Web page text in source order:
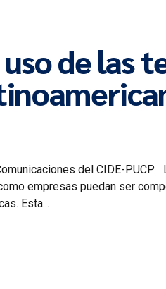
de las
del CIDE-
empresas puedan ser
Esta...